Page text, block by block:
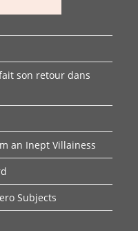
son retour dans
an Inept Villainess
Subjects